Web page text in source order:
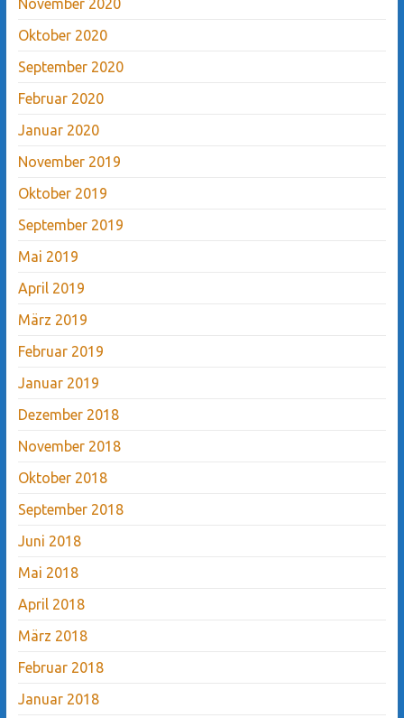
November 2020
Oktober 2020
September 2020
Februar 2020
Januar 2020
November 2019
Oktober 2019
September 2019
Mai 2019
April 2019
März 2019
Februar 2019
Januar 2019
Dezember 2018
November 2018
Oktober 2018
September 2018
Juni 2018
Mai 2018
April 2018
März 2018
Februar 2018
Januar 2018